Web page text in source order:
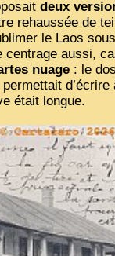
deux
rehaussée de
le Laos
centrage aussi,
nuage : le
était longue.